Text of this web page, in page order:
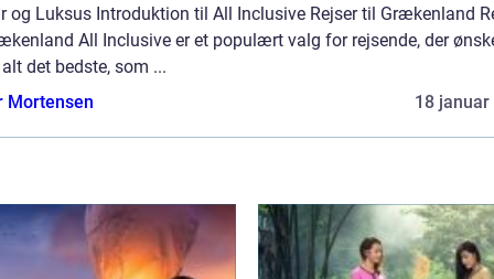
og Luksus Introduktion til All Inclusive Rejser til Grækenland
All Inclusive er et populært valg for rejsende, der
det bedste, som ...
Mortensen
18 januar